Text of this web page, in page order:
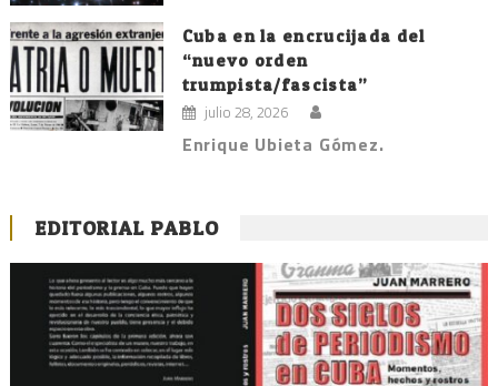
Cuba en la encrucijada del
“nuevo orden
trumpista/fascista”
julio 28, 2026
Enrique Ubieta Gómez.
EDITORIAL PABLO